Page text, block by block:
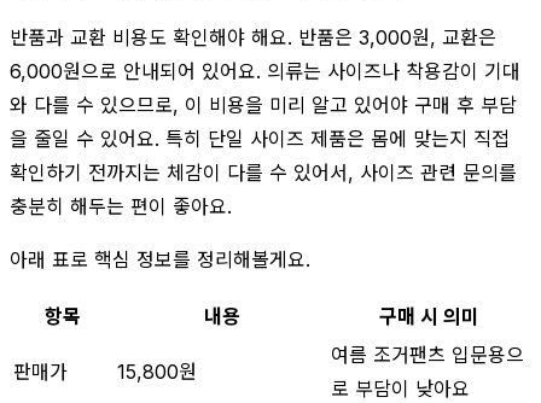
반품과 교환 비용도 확인해야 해요. 반품은 3,000원, 교환은
6,000원으로 안내되어 있어요. 의류는 사이즈나 착용감이 기대
와 다를 수 있으므로, 이 비용을 미리 알고 있어야 구매 후 부담
을 줄일 수 있어요. 특히 단일 사이즈 제품은 몸에 맞는지 직접
확인하기 전까지는 체감이 다를 수 있어서, 사이즈 관련 문의를
충분히 해두는 편이 좋아요.
아래 표로 핵심 정보를 정리해볼게요.
항목 내용 구매 시 의미
판매가 15,800원
여름 조거팬츠 입문용으
로 부담이 낮아요